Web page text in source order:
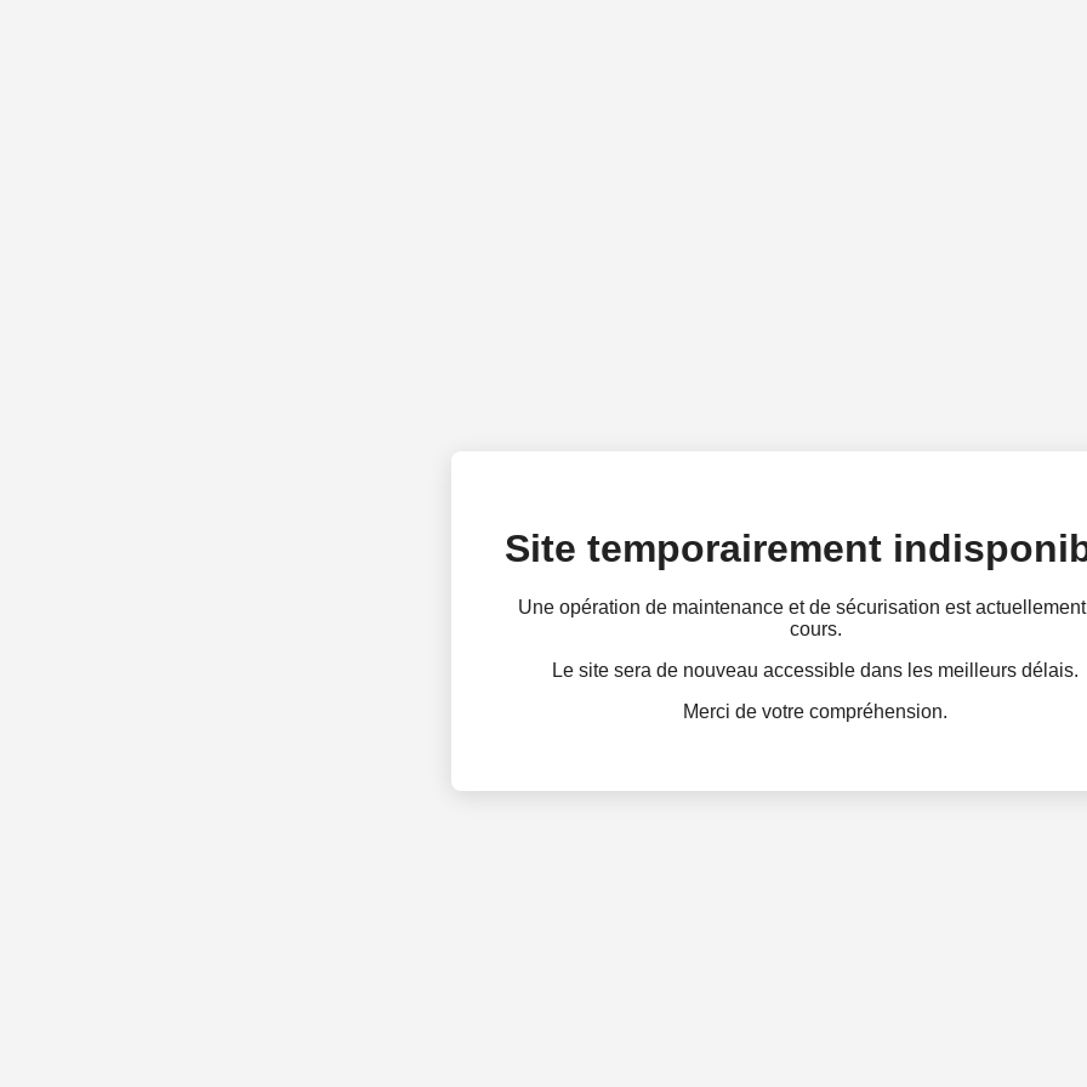
Site temporairement
Une opération de maintenance et de sécurisation est
cours.
Le site sera de nouveau accessible dans les meilleurs délais.
Merci de votre compréhension.